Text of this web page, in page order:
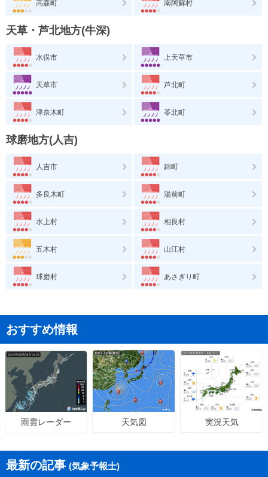
高森町 南阿蘇村
天草・芦北地方(牛深)
水俣市 上天草市
天草市 芦北町
津奈木町 苓北町
球磨地方(人吉)
人吉市 錦町
多良木町 湯前町
水上村 相良村
五木村 山江村
球磨村 あさぎり町
おすすめ情報
雨雲レーダー 天気図 実況天気
最新の記事 (気象予報士)